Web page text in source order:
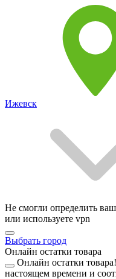
Ижевск
Не смогли определить
или используете vpn
Выбрать город
Онлайн остатки товара
Онлайн остатки товара!
настоящем времени и